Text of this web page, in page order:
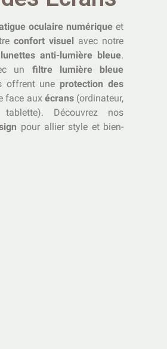
oculaire numérique et
confort visuel
avec notre
lunettes anti-lumière bleue.
un filtre lumière bleue
offrent une protection des
face aux écrans(ordinateur,
tablette). Découvrez nos
pour allier style et bien-